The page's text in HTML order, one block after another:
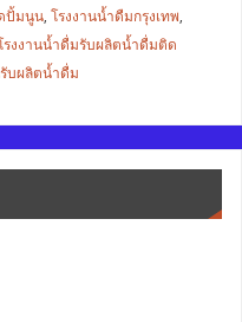
ปั้มนูน, โรงงานน้ำดืมกรุงเทพ,
รงงานน้ำดื่มรับผลิตน้ำดื่มติด
บผลิตน้ำดื่ม